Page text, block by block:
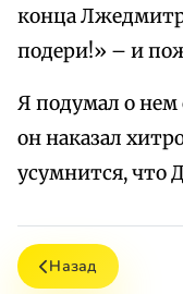
конца
подери!» – и
Я подумал о нем
он наказал
усумнится, что
Назад